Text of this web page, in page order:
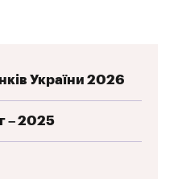
України 2026
– 2025